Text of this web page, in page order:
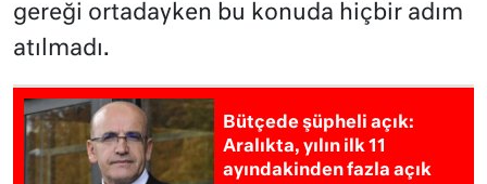
gereği ortadayken bu konuda hiçbir adım
atılmadı.
Bütçede şüpheli açık:
Aralıkta, yılın ilk 11
ayındakinden fazla açık